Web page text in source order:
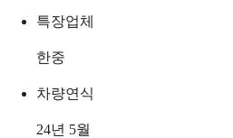
특장업체
한중
차량연식
24년 5월